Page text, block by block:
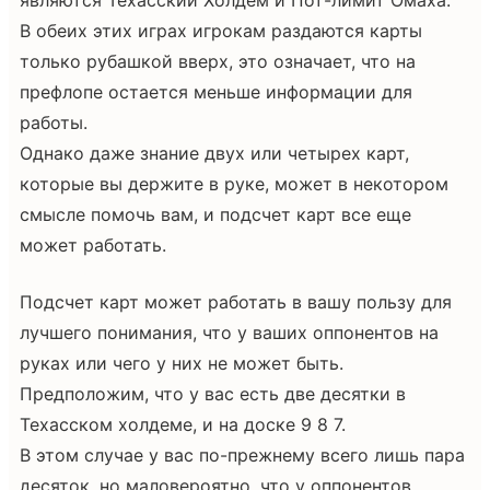
В обеих этих играх игрокам раздаются карты
только рубашкой вверх, это означает, что на
префлопе остается меньше информации для
работы.
Однако даже знание двух или четырех карт,
которые вы держите в руке, может в некотором
смысле помочь вам, и подсчет карт все еще
может работать.
Подсчет карт может работать в вашу пользу для
лучшего понимания, что у ваших оппонентов на
руках или чего у них не может быть.
Предположим, что у вас есть две десятки в
Техасском холдеме, и на доске 9 8 7.
В этом случае у вас по-прежнему всего лишь пара
десяток, но маловероятно, что у оппонентов